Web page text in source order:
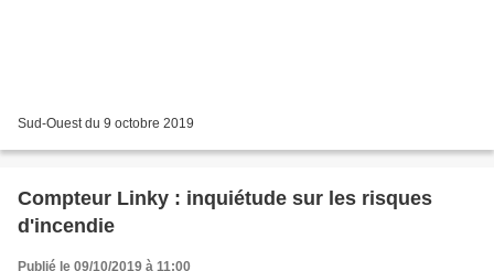
Sud-Ouest du 9 octobre 2019
Compteur Linky : inquiétude sur les risques
d'incendie
Publié le 09/10/2019 à 11:00